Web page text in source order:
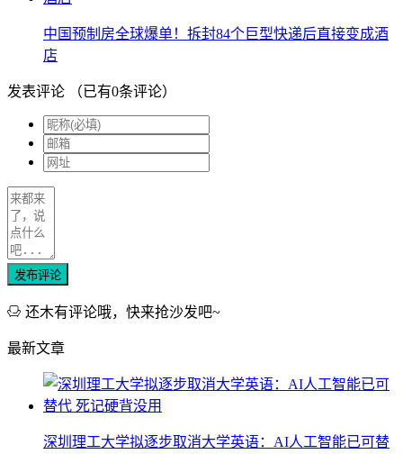
中国预制房全球爆单！拆封84个巨型快递后直接变成酒
店
发表评论 （已有0条评论）
发布评论
还木有评论哦，快来抢沙发吧~
最新文章
深圳理工大学拟逐步取消大学英语：AI人工智能已可替